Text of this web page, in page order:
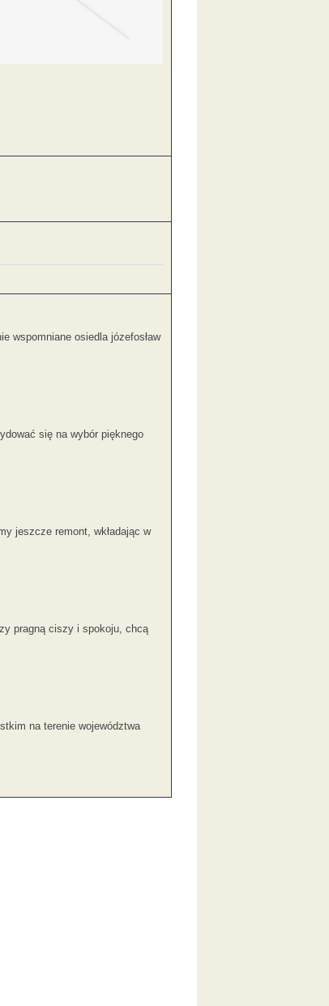
wspomniane osiedla józefosław
się na wybór pięknego
jeszcze remont, wkładając w
pragną ciszy i spokoju, chcą
na terenie województwa